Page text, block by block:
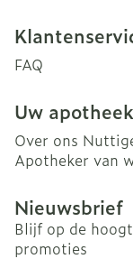
FAQ
Uw apotheek
Over ons
Apotheker van
Nieuwsbrief
Blijf op de
promoties